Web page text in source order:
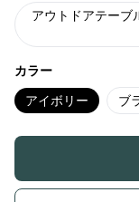
アウトドアテーブ
カラー
アイボリー ブ